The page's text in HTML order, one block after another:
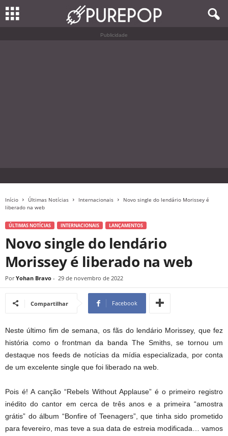
Publicidade
Início Últimas Notícias Internacionais
Novo single do lendário Morissey é
liberado na web
ÚLTIMAS NOTÍCIAS INTERNACIONAIS LANÇAMENTOS
Novo single do lendário
Morissey é liberado na web
Por Yohan Bravo - 29 de novembro de 2022
Compartilhar Facebook
Neste último fim de semana, os fãs do lendário Morissey, que fez
história como o frontman da banda The Smiths, se tornou um
destaque nos feeds de notícias da mídia especializada, por conta
de um excelente single que foi liberado na web.
Pois é! A canção “Rebels Without Applause” é o primeiro registro
inédito do cantor em cerca de três anos e a primeira “amostra
grátis” do álbum “Bonfire of Teenagers”, que tinha sido prometido
para fevereiro, mas teve a sua data de estreia modificada… vamos